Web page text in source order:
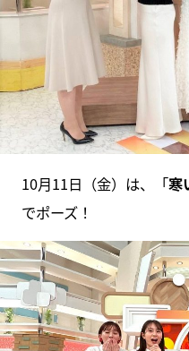
10月11日（金）は、「寒
でポーズ！